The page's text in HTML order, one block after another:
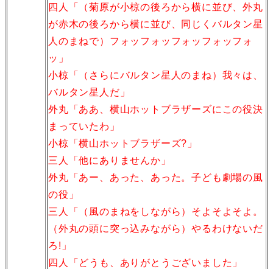
四人「（菊原が小椋の後ろから横に並び、外丸
が赤木の後ろから横に並び、同じくバルタン星
人のまねで）フォッフォッフォッフォッフォ
ッ」
小椋「（さらにバルタン星人のまね）我々は、
バルタン星人だ」
外丸「ああ、横山ホットブラザーズにこの役決
まっていたわ」
小椋「横山ホットブラザーズ?」
三人「他にありませんか」
外丸「あー、あった、あった。子ども劇場の風
の役」
三人「（風のまねをしながら）そよそよそよ。
（外丸の頭に突っ込みながら）やるわけないだ
ろ!」
四人「どうも、ありがとうございました」